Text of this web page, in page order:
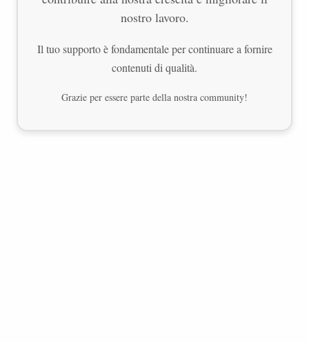
nostro lavoro.
Il tuo supporto è fondamentale per continuare a fornire
contenuti di qualità.
Grazie per essere parte della nostra community!